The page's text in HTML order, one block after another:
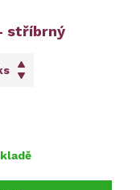
stříbrný